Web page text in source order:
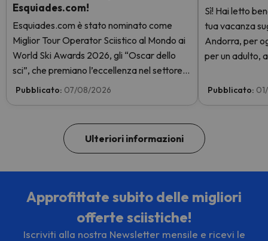
Esquiades.com!
Esquiades.com è stato nominato come
Miglior Tour Operator Sciistico al Mondo ai
World Ski Awards 2026, gli “Oscar dello
sci”, che premiano l’eccellenza nel settore
sciistico. Vota subito e aiutaci a arrivare in
Pubblicato: 07/08/2026
Sì! Hai letto
tua vacanza
Andorra, per
per un adulto,
GRATIS.
Pubblicato:
Ulteriori informazioni
Approfittate subito delle migliori
offerte sciistiche!
Iscriviti alla nostra Newsletter mensile e ricevi le